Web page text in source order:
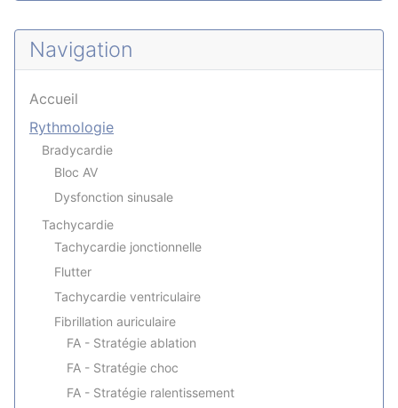
Navigation
Accueil
Rythmologie
Bradycardie
Bloc AV
Dysfonction sinusale
Tachycardie
Tachycardie jonctionnelle
Flutter
Tachycardie ventriculaire
Fibrillation auriculaire
FA - Stratégie ablation
FA - Stratégie choc
FA - Stratégie ralentissement